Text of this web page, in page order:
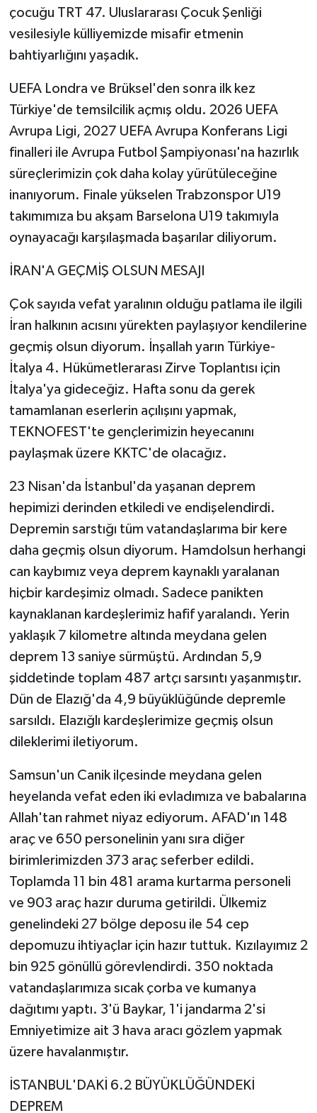
çocuğu TRT 47. Uluslararası Çocuk Şenliği
vesilesiyle külliyemizde misafir etmenin
bahtiyarlığını yaşadık.
UEFA Londra ve Brüksel'den sonra ilk kez
Türkiye'de temsilcilik açmış oldu. 2026 UEFA
Avrupa Ligi, 2027 UEFA Avrupa Konferans Ligi
finalleri ile Avrupa Futbol Şampiyonası'na hazırlık
süreçlerimizin çok daha kolay yürütüleceğine
inanıyorum. Finale yükselen Trabzonspor U19
takımımıza bu akşam Barselona U19 takımıyla
oynayacağı karşılaşmada başarılar diliyorum.
İRAN'A GEÇMİŞ OLSUN MESAJI
Çok sayıda vefat yaralının olduğu patlama ile ilgili
İran halkının acısını yürekten paylaşıyor kendilerine
geçmiş olsun diyorum. İnşallah yarın Türkiye-
İtalya 4. Hükümetlerarası Zirve Toplantısı için
İtalya'ya gideceğiz. Hafta sonu da gerek
tamamlanan eserlerin açılışını yapmak,
TEKNOFEST'te gençlerimizin heyecanını
paylaşmak üzere KKTC'de olacağız.
23 Nisan'da İstanbul'da yaşanan deprem
hepimizi derinden etkiledi ve endişelendirdi.
Depremin sarstığı tüm vatandaşlarıma bir kere
daha geçmiş olsun diyorum. Hamdolsun herhangi
can kaybımız veya deprem kaynaklı yaralanan
hiçbir kardeşimiz olmadı. Sadece panikten
kaynaklanan kardeşlerimiz hafif yaralandı. Yerin
yaklaşık 7 kilometre altında meydana gelen
deprem 13 saniye sürmüştü. Ardından 5,9
şiddetinde toplam 487 artçı sarsıntı yaşanmıştır.
Dün de Elazığ'da 4,9 büyüklüğünde depremle
sarsıldı. Elazığlı kardeşlerimize geçmiş olsun
dileklerimi iletiyorum.
Samsun'un Canik ilçesinde meydana gelen
heyelanda vefat eden iki evladımıza ve babalarına
Allah'tan rahmet niyaz ediyorum. AFAD'ın 148
araç ve 650 personelinin yanı sıra diğer
birimlerimizden 373 araç seferber edildi.
Toplamda 11 bin 481 arama kurtarma personeli
ve 903 araç hazır duruma getirildi. Ülkemiz
genelindeki 27 bölge deposu ile 54 cep
depomuzu ihtiyaçlar için hazır tuttuk. Kızılayımız 2
bin 925 gönüllü görevlendirdi. 350 noktada
vatandaşlarımıza sıcak çorba ve kumanya
dağıtımı yaptı. 3'ü Baykar, 1'i jandarma 2'si
Emniyetimize ait 3 hava aracı gözlem yapmak
üzere havalanmıştır.
İSTANBUL'DAKİ 6.2 BÜYÜKLÜĞÜNDEKİ
DEPREM